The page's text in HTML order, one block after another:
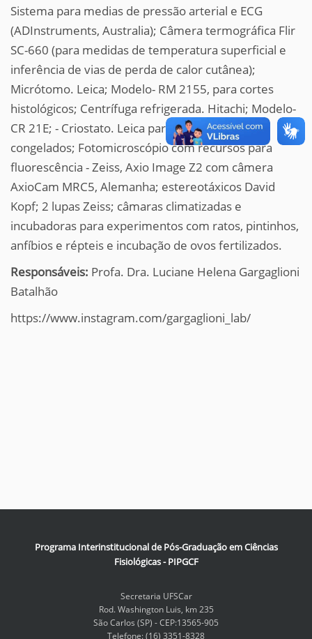
Sistema para medias de pressão arterial e ECG
(ADInstruments, Australia); Câmera termográfica Flir
SC-660 (para medidas de temperatura superficial e
inferência de vias de perda de calor cutânea);
Micrótomo. Leica; Modelo- RM 2155, para cortes
histológicos; Centrífuga refrigerada. Hitachi; Modelo-
CR 21E; - Criostato. Leica para cortes de tecidos
congelados; Fotomicroscópio com recursos para
fluorescência - Zeiss, Axio Image Z2 com câmera
AxioCam MRC5, Alemanha; estereotáxicos David
Kopf; 2 lupas Zeiss; câmaras climatizadas e
incubadoras para experimentos com ratos, pintinhos,
anfíbios e répteis e incubação de ovos fertilizados.
Responsáveis: Profa. Dra. Luciane Helena Gargaglioni
Batalhão
https://www.instagram.com/gargaglioni_lab/
Programa Interinstitucional de Pós-Graduação em Ciências
Fisiológicas - PIPGCF
Secretaria UFSCar
Rod. Washington Luis, km 235
São Carlos (SP) - CEP:13565-905
Telefone: (16) 3351-8328